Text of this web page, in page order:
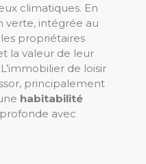
climatiques. En
verte, intégrée au
propriétaires
la valeur de leur
de loisir
principalement
habitabilité
avec